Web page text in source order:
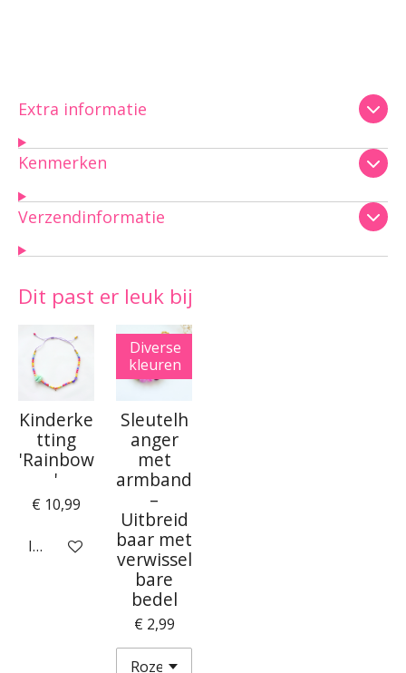
Extra informatie
Kenmerken
Verzendinformatie
Dit past er leuk bij
Kinderke
tting
'Rainbow
'
€ 10,99
In winkelwagen
Diverse
kleuren
Sleutelh
anger
met
armband
–
Uitbreid
baar met
verwissel
bare
bedel
€ 2,99